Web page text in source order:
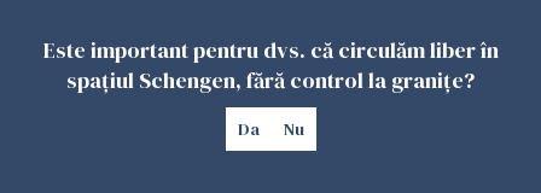
Românii din străinătate trimit în continuare
bani acasă, dar 7 din 10 exclud revenirea în
Este important pentru dvs. că circulăm liber în
spațiul Schengen, fără control la granițe?
Da Nu